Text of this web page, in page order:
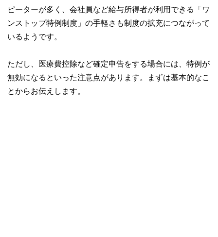
ピーターが多く、会社員など給与所得者が利用できる「ワ
ンストップ特例制度」の手軽さも制度の拡充につながって
いるようです。
ただし、医療費控除など確定申告をする場合には、特例が
無効になるといった注意点があります。まずは基本的なこ
とからお伝えします。